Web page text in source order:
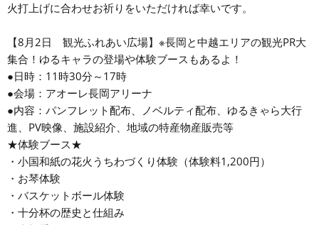
火打上げに合わせお祈りをいただければ幸いです。
【8月2日 観光ふれあい広場】※長岡と中越エリアの観光PR大
集合！ゆるキャラの登場や体験ブースもあるよ！
●日時：11時30分～17時
●会場：アオーレ長岡アリーナ
●内容：パンフレット配布、ノベルティ配布、ゆるきゃら大行
進、PV映像、施設紹介、地域の特産物産販売等
★体験ブース★
・小国和紙の花火うちわづくり体験（体験料1,200円）
・お琴体験
・バスケットボール体験
・十分杯の歴史と仕組み